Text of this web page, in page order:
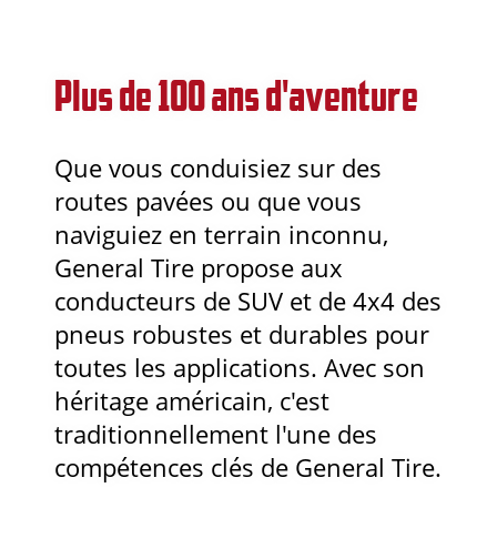
Plus de 100 ans d'aventure
Que vous conduisiez sur des
routes pavées ou que vous
naviguiez en terrain inconnu,
General Tire propose aux
conducteurs de SUV et de 4x4 des
pneus robustes et durables pour
toutes les applications. Avec son
héritage américain, c'est
traditionnellement l'une des
compétences clés de General Tire.